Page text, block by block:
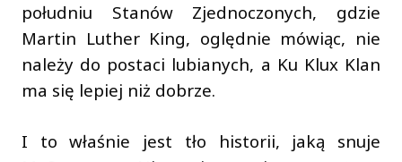
południu Stanów Zjednoczonych, gdzie
Martin Luther King, oględnie mówiąc, nie
należy do postaci lubianych, a Ku Klux Klan
ma się lepiej niż dobrze.
I to właśnie jest tło historii, jaką snuje